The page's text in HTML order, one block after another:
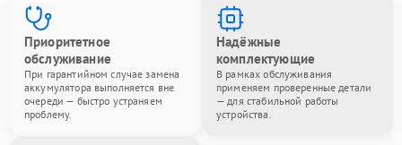
Приоритетное
обслуживание
При гарантийном случае замена
аккумулятора выполняется вне
очереди — быстро устраняем
проблему.
Надёжные
комплектующие
В рамках обслуживания
применяем проверенные детали
— для стабильной работы
устройства.